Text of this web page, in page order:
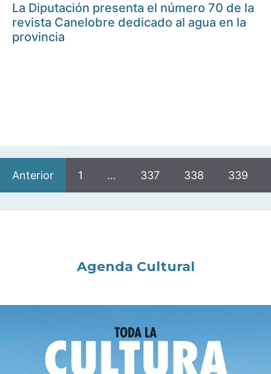
La Diputación presenta el número 70 de la
revista Canelobre dedicado al agua en la
provincia
Anterior 1 … 337 338 339
Agenda Cultural